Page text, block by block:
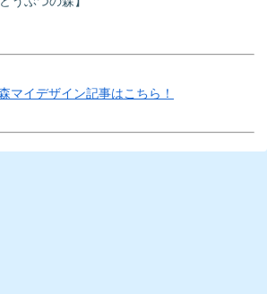
マイデザイン記事はこちら！